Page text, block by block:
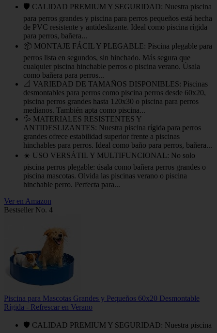
🛡️ CALIDAD PREMIUM Y SEGURIDAD: Nuestra piscina
para perros grandes y piscina para perros pequeños está hecha
de PVC resistente y antideslizante. Ideal como piscina rígida
para perros, bañera...
📦 MONTAJE FÁCIL Y PLEGABLE: Piscina plegable para
perros lista en segundos, sin hinchado. Más segura que
cualquier piscina hinchable perros o piscina verano. Úsala
como bañera para perros...
📐 VARIEDAD DE TAMAÑOS DISPONIBLES: Piscinas
desmontables para perros como piscina perros desde 60x20,
piscina perros grandes hasta 120x30 o piscina para perros
medianos. También apta como piscina...
💦 MATERIALES RESISTENTES Y
ANTIDESLIZANTES: Nuestra piscina rígida para perros
grandes ofrece estabilidad superior frente a piscinas
hinchables para perros. Ideal como baño para perros, bañera...
☀️ USO VERSÁTIL Y MULTIFUNCIONAL: No solo
piscina perros plegable: úsala como bañera perros grandes o
piscina mascotas. Olvida las piscinas verano o piscina
hinchable perro. Perfecta para...
Ver en Amazon
Bestseller No. 4
Piscina para Mascotas Grandes y Pequeños 60x20 Desmontable
Rígida - Refrescar en Verano
🛡️ CALIDAD PREMIUM Y SEGURIDAD: Nuestra piscina